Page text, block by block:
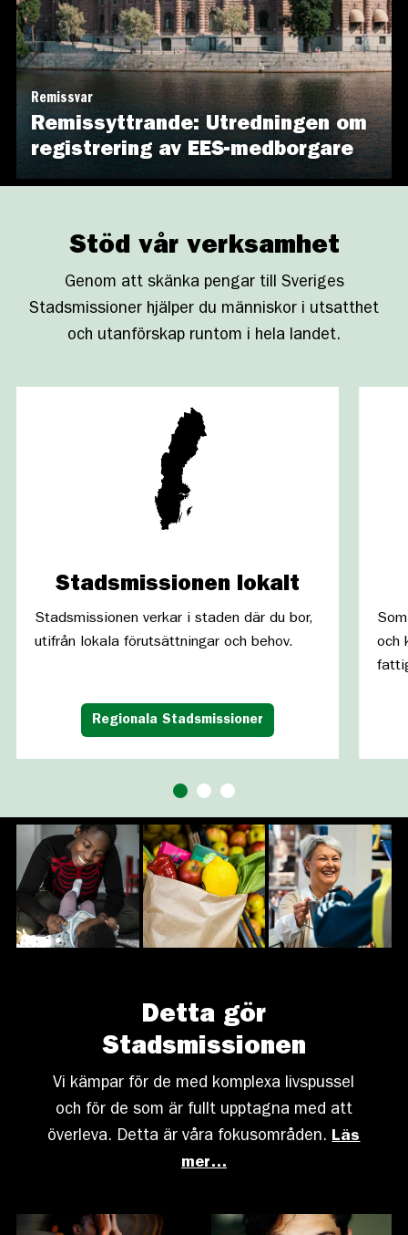
Remissvar
Remissyttrande: Utredningen om
registrering av EES-medborgare
Stöd vår verksamhet
Genom att skänka pengar till Sveriges
Stadsmissioner hjälper du människor i utsatthet
och utanförskap runtom i hela landet.
Stadsmissionen lokalt
Stadsmissionen verkar i staden där du bor,
utifrån lokala förutsättningar och behov.
Regionala Stadsmissioner
och
Detta gör
Stadsmissionen
Vi kämpar för de med komplexa livspussel
och för de som är fullt upptagna med att
överleva. Detta är våra fokusområden.Läs
mer…